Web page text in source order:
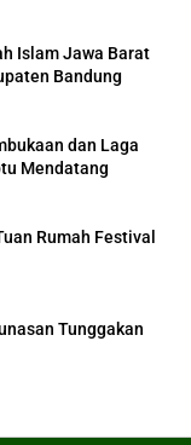
Islam Jawa Barat
Bandung
dan Laga
Mendatang
Rumah Festival
Tunggakan